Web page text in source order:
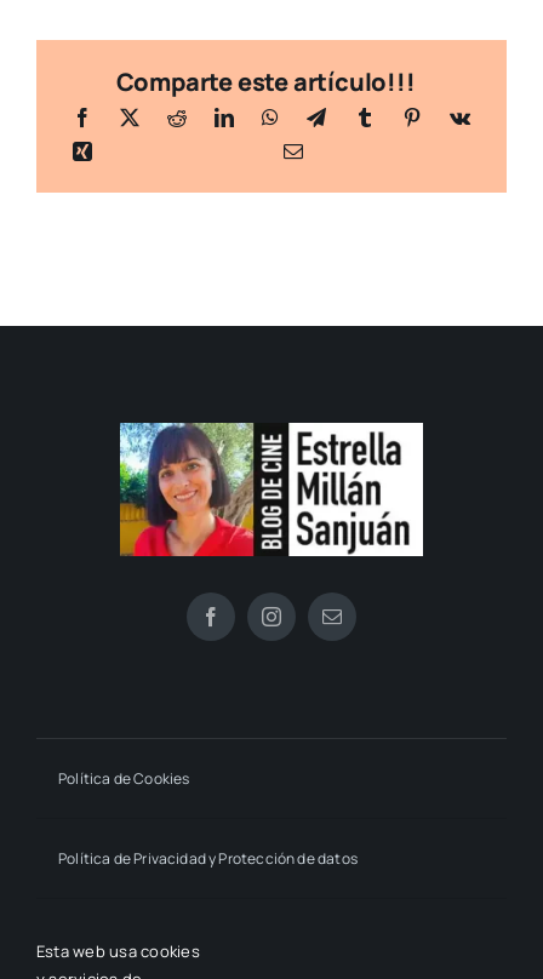
Comparte este artículo!!!
Política de Cookies
Política de Privacidad y Protección de datos
Esta web usa cookies